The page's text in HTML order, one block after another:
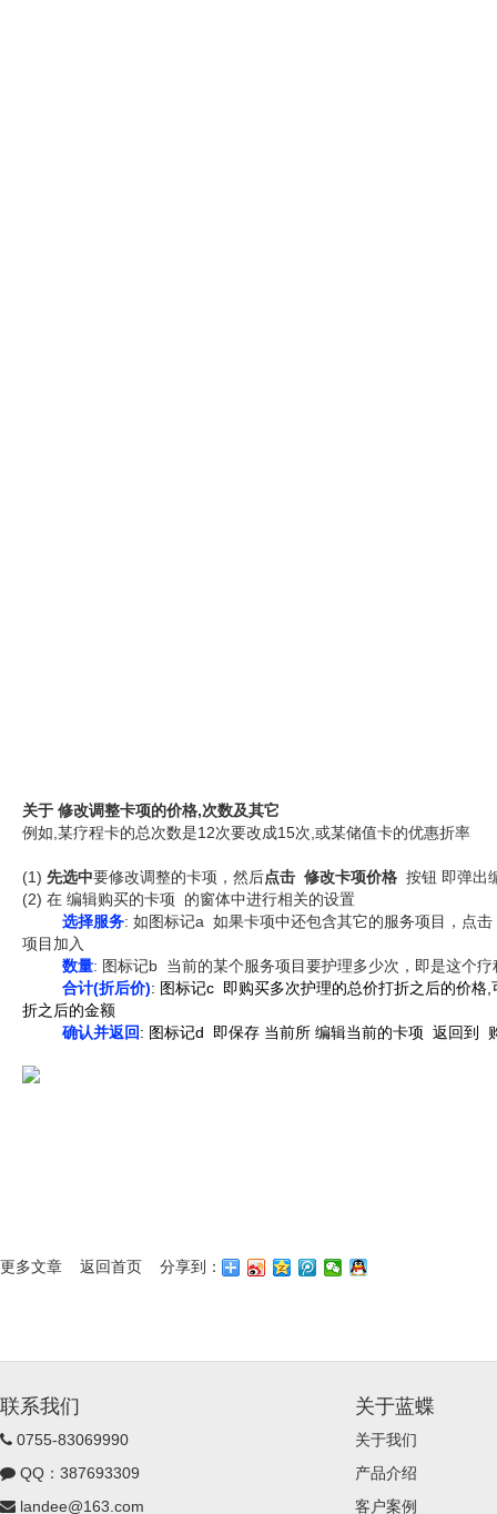
关于 修改调整卡项的价格,次数及其它
例如,某疗程卡的总次数是12次要改成15次,或某储值卡的优惠折率
(1) 先选中要修改调整的卡项，然后点击 修改卡项价格 按钮 即弹出
(2) 在 编辑购买的卡项 的窗体中进行相关的设置
选择服务: 如图标记a 如果卡项中还包含其它的服务项目，点
项目加入
数量: 图标记b 当前的某个服务项目要护理多少次，即是这个
合计(折后价): 图标记c 即购买多次护理的总价打折之后的价格
折之后的金额
确认并返回: 图标记d 即保存 当前所 编辑当前的卡项 返回到
更多文章 返回首页 分享到：
联系我们
0755-83069990
QQ：387693309
landee@163.com
关于蓝蝶
关于我们
产品介绍
客户案例